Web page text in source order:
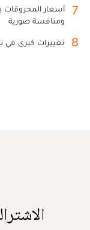
7
أسعار المحروقات
ومنافسة صورية
8 تغييرات كبرى في